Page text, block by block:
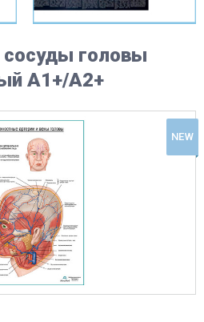
головы
А1+/А2+
NEW